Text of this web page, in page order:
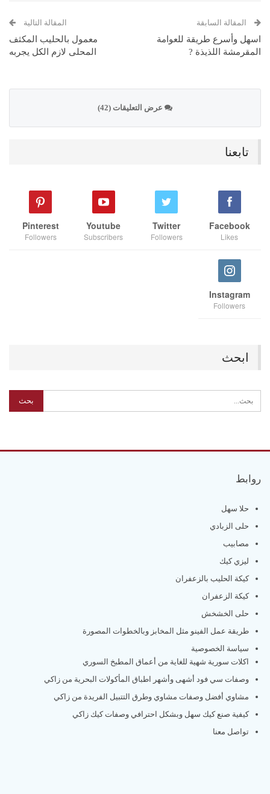
المقالة السابقة
اسهل وأسرع طريقة للعوامة
المقرمشة اللذيذة ?
المقالة التالية
معمول بالحليب المكثف
المحلى لازم الكل يجربه
عرض التعليقات (42)
تابعنا
Facebook
Likes
Twitter
Followers
Youtube
Subscribers
Pinterest
Followers
Instagram
Followers
ابحث
روابط
حلا سهل
حلى الزبادي
مصابيب
ليزي كيك
كيكة الحليب بالزعفران
كيكة الزعفران
حلى الخشخش
طريقة عمل الفينو مثل المخابز وبالخطوات المصورة
سياسة الخصوصية
اكلات سورية شهية للغاية من أعماق المطبخ السوري
وصفات سي فود أشهى وأشهر اطباق المأكولات البحرية من زاكي
مشاوي أفضل وصفات مشاوي وطرق التتبيل الفريدة من زاكي
كيفية صنع كيك سهل وبشكل احترافي وصفات كيك زاكي
تواصل معنا